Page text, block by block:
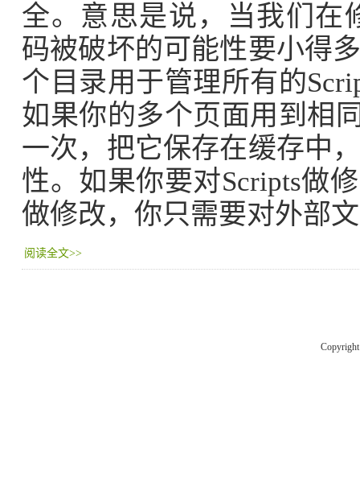
全。意思是说，当我们在
码被破坏的可能性要小得
个目录用于管理所有的
如果你的多个页面用到相
一次，把它保存在缓存中
性。如果你要对Scripts做
做修改，你只需要对外部
阅读全文>>